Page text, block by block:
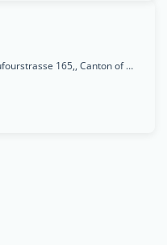
Anwaltskanzlei Wittibschlager, Dufourstrasse 165,, Canton of Zurich